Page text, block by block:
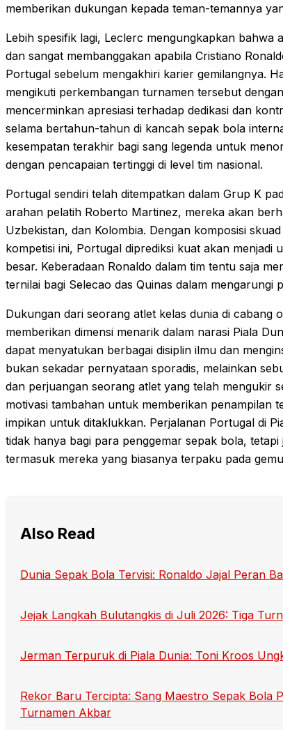
memberikan dukungan kepada teman-temannya
Lebih spesifik lagi, Leclerc mengungkapkan bahwa
dan sangat membanggakan apabila Cristiano
Portugal sebelum mengakhiri karier gemilangnya.
mengikuti perkembangan turnamen tersebut
mencerminkan apresiasi terhadap dedikasi dan
selama bertahun-tahun di kancah sepak bola
kesempatan terakhir bagi sang legenda untuk
dengan pencapaian tertinggi di level tim nasional.
Portugal sendiri telah ditempatkan dalam Grup K
arahan pelatih Roberto Martinez, mereka akan
Uzbekistan, dan Kolombia. Dengan komposisi
kompetisi ini, Portugal diprediksi kuat akan menjadi
besar. Keberadaan Ronaldo dalam tim tentu saja
ternilai bagi Selecao das Quinas dalam mengarungi
Dukungan dari seorang atlet kelas dunia di cabang
memberikan dimensi menarik dalam narasi Piala
dapat menyatukan berbagai disiplin ilmu dan
bukan sekadar pernyataan sporadis, melainkan
dan perjuangan seorang atlet yang telah mengukir
motivasi tambahan untuk memberikan penampilan
impikan untuk ditaklukkan. Perjalanan Portugal di
tidak hanya bagi para penggemar sepak bola,
termasuk mereka yang biasanya terpaku pada
Also Read
Dunia Sepak Bola Tervisi: Ronaldo Jajal Peran
Jejak Langkah Bulutangkis di Juli 2026: Tiga
Jerman Terpuruk di Piala Dunia: Toni Kroos
Rekor Baru Tercipta: Sang Maestro Sepak Bola
Turnamen Akbar